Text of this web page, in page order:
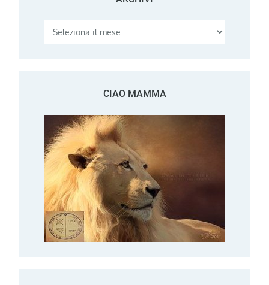
CIAO MAMMA